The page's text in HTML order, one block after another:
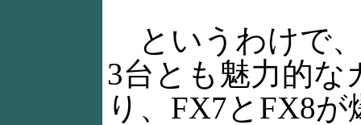
というわけで
3台とも魅力的な
り、FX7とFX8